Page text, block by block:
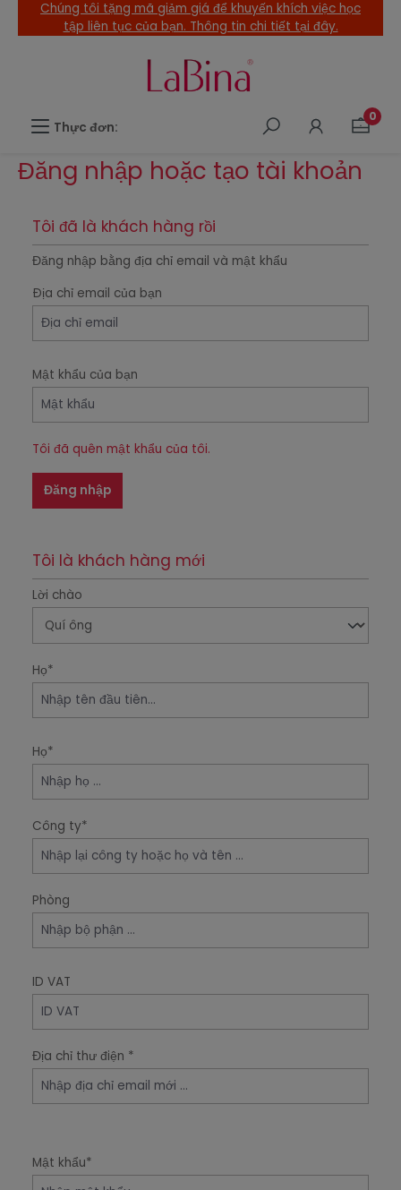
dung chính
Chúng tôi tặng mã giảm giá để khuyến khích việc học
tập liên tục của bạn. Thông tin chi tiết tại đây.
Thực đơn:
0
Đăng nhập hoặc tạo tài khoản
Tôi đã là khách hàng rồi
Đăng nhập bằng địa chỉ email và mật khẩu
Ðịa chỉ email của bạn
Mật khẩu của bạn
Tôi đã quên mật khẩu của tôi.
Đăng nhập
Tôi là khách hàng mới
Thông tin cá nhân
Lời chào
Họ*
Họ*
Công ty*
Phòng
ID VAT
Địa chỉ thư điện *
Mật khẩu*